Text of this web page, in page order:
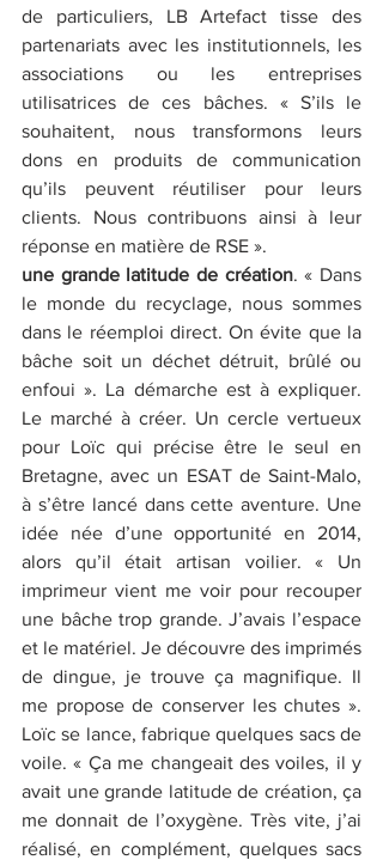
de particuliers, LB Artefact tisse des
partenariats avec les institutionnels, les
associations ou les entreprises
utilisatrices de ces bâches. « S’ils le
souhaitent, nous transformons leurs
dons en produits de communication
qu’ils peuvent réutiliser pour leurs
clients. Nous contribuons ainsi à leur
réponse en matière de RSE ».
une grande latitude de création. « Dans
le monde du recyclage, nous sommes
dans le réemploi direct. On évite que la
bâche soit un déchet détruit, brûlé ou
enfoui ». La démarche est à expliquer.
Le marché à créer. Un cercle vertueux
pour Loïc qui précise être le seul en
Bretagne, avec un ESAT de Saint-Malo,
à s’être lancé dans cette aventure. Une
idée née d’une opportunité en 2014,
alors qu’il était artisan voilier. « Un
imprimeur vient me voir pour recouper
une bâche trop grande. J’avais l’espace
et le matériel. Je découvre des imprimés
de dingue, je trouve ça magnifique. Il
me propose de conserver les chutes ».
Loïc se lance, fabrique quelques sacs de
voile. « Ça me changeait des voiles, il y
avait une grande latitude de création, ça
me donnait de l’oxygène. Très vite, j’ai
réalisé, en complément, quelques sacs